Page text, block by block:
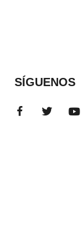
SÍGUENOS